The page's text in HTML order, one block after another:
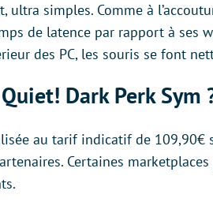
ultra simples. Comme à
de latence par rapport à ses
des PC, les souris se font
Dark Perk Sym
au tarif indicatif de 109,90€
Certaines